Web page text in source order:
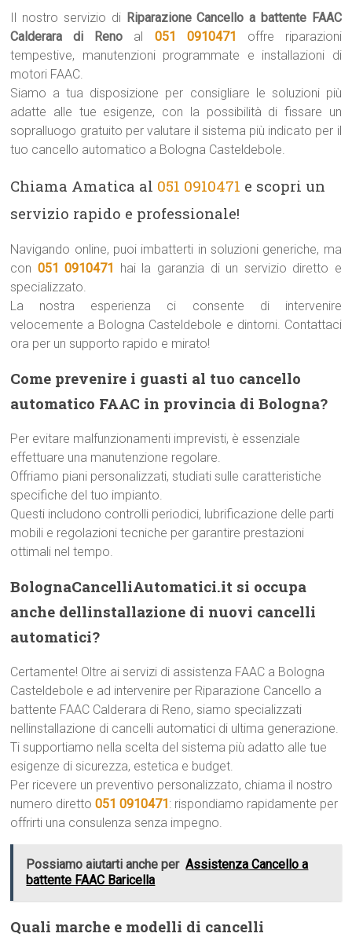
Il nostro servizio di Riparazione Cancello a battente FAAC
Calderara di Reno al 051 0910471 offre riparazioni
tempestive, manutenzioni programmate e installazioni di
motori FAAC.
Siamo a tua disposizione per consigliare le soluzioni più
adatte alle tue esigenze, con la possibilità di fissare un
sopralluogo gratuito per valutare il sistema più indicato per il
tuo cancello automatico a Bologna Casteldebole.
Chiama Amatica al 051 0910471 e scopri un
servizio rapido e professionale!
Navigando online, puoi imbatterti in soluzioni generiche, ma
con 051 0910471 hai la garanzia di un servizio diretto e
specializzato.
La nostra esperienza ci consente di intervenire
velocemente a Bologna Casteldebole e dintorni. Contattaci
ora per un supporto rapido e mirato!
Come prevenire i guasti al tuo cancello
automatico FAAC in provincia di Bologna?
Per evitare malfunzionamenti imprevisti, è essenziale
effettuare una manutenzione regolare.
Offriamo piani personalizzati, studiati sulle caratteristiche
specifiche del tuo impianto.
Questi includono controlli periodici, lubrificazione delle parti
mobili e regolazioni tecniche per garantire prestazioni
ottimali nel tempo.
BolognaCancelliAutomatici.it si occupa
anche dellinstallazione di nuovi cancelli
automatici?
Certamente! Oltre ai servizi di assistenza FAAC a Bologna
Casteldebole e ad intervenire per Riparazione Cancello a
battente FAAC Calderara di Reno, siamo specializzati
nellinstallazione di cancelli automatici di ultima generazione.
Ti supportiamo nella scelta del sistema più adatto alle tue
esigenze di sicurezza, estetica e budget.
Per ricevere un preventivo personalizzato, chiama il nostro
numero diretto051 0910471: rispondiamo rapidamente per
offrirti una consulenza senza impegno.
Possiamo aiutarti anche per Assistenza Cancello a
battente FAAC Baricella
Quali marche e modelli di cancelli